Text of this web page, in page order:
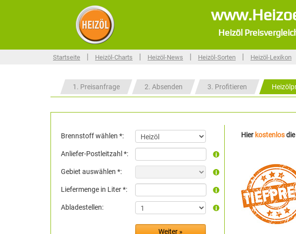
Heizöl
Startseite | Heizöl-Charts | Heizöl-News | Heizöl-Sorten | Heizöl-Lexikon
1. Preisanfrage 2. Absenden 3. Profitieren
Brennstoff wählen *:
Anliefer-Postleitzahl *:
Gebiet auswählen *:
Liefermenge in Liter *:
Abladestellen:
Hier kostenlos